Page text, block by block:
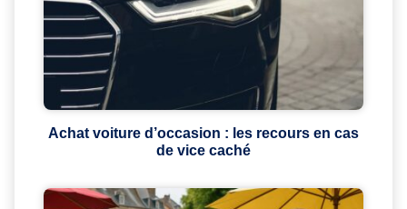
Achat voiture d’occasion : les recours en cas
de vice caché